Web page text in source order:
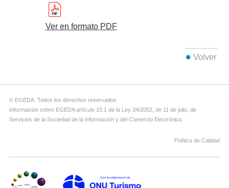
Ver en formato PDF
Volver
© EGEDA. Todos los derechos reservados
Información sobre EGEDA artículo 10.1 de la Ley 34/2002, de 11 de julio, de
Servicios de la Sociedad de la Información y del Comercio Electrónico
Política de Calidad